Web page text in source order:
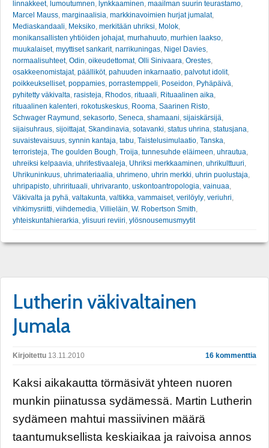
linnakkeet, lumoutumnen, lynkkaaminen, maailman suurin teurastamo,
Marcel Mauss, marginaalisia, markkinavoimien hurjat jumalat,
Mediaskandaali, Meksiko, merkitään uhriksi, Molok,
monikansallisten yhtiöiden johajat, murhahuuto, murhien laakso,
muukalaiset, myyttiset sankarit, narrikuningas, Nigel Davies,
normaalisuhteet, Odin, oikeudettomat, Olli Sinivaara, Orestes,
osakkeenomistajat, päälliköt, pahuuden inkarnaatio, palvotut idolit,
poikkeukselliset, poppamies, porrastemppeli, Poseidon, Pyhäpäivä,
pyhitetty väkivalta, rasisteja, Rhodos, rituaali, Rituaalinen aika,
rituaalinen kalenteri, rokotuskeskus, Rooma, Saarinen Risto,
Schwager Raymund , sekasorto, Seneca, shamaani, sijaiskärsijä,
sijaisuhraus, sijoittajat, Skandinavia, sotavanki, status uhrina, statusjana,
suvaistevaisuus, synnin kantaja, tabu, Taistelusimulaatio, Tanska,
terroristeja, The goulden Bough, Troija, tunnesuhde eläimeen, uhrautua,
uhreiksi kelpaavia, uhrifestivaaleja, Uhriksi merkkaaminen, uhrikulttuuri,
Uhrikuninkuus, uhrimateriaalia, uhrimeno, uhrin merkki, uhrin puolustaja,
uhripapisto, uhrirituaali, uhrivaranto, uskontoantropologia, vainuaa,
Väkivalta ja pyhä, valtakunta, valtikka, vammaiset, verilöyly, veriuhri,
vihkimysriitti, viihdemedia, Villieläin, W. Robertson Smith,
yhteiskuntahierarkia, ylisuuri reviiri, ylösnousemusmyytit
Lutherin väkivaltainen
Jumala
Kirjoitettu 13.11.2010 16 kommenttia
Kaksi aikakautta törmäsivät yhteen nuoren
munkin piinatussa sydämessä. Martin Lutherin
sydämeen mahtui massiivinen määrä
taantumuksellista keskiaikaa ja raivoisa annos